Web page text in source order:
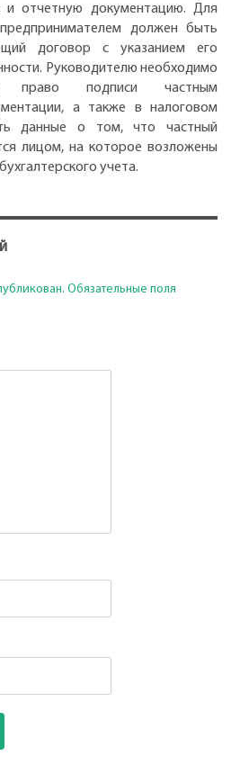
и отчетную документацию. Для
должен быть
договор с указанием его
Руководителю необходимо
подписи частным
а также в налоговом
данные о том, что частный
лицом, на которое возложены
учета.
Обязательные поля